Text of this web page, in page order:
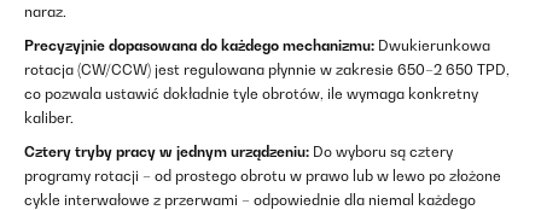
naraz.
Precyzyjnie dopasowana do każdego mechanizmu: Dwukierunkowa
rotacja (CW/CCW) jest regulowana płynnie w zakresie 650–2 650 TPD,
co pozwala ustawić dokładnie tyle obrotów, ile wymaga konkretny
kaliber.
Cztery tryby pracy w jednym urządzeniu: Do wyboru są cztery
programy rotacji – od prostego obrotu w prawo lub w lewo po złożone
cykle interwałowe z przerwami – odpowiednie dla niemal każdego